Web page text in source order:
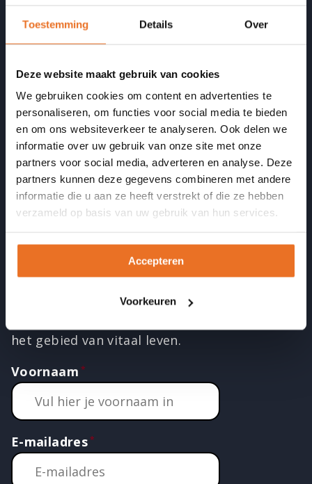
Toestemming Details Over
Deze website maakt gebruik van cookies
We gebruiken cookies om content en advertenties te
personaliseren, om functies voor social media te bieden
en om ons websiteverkeer te analyseren. Ook delen we
informatie over uw gebruik van onze site met onze
partners voor social media, adverteren en analyse. Deze
partners kunnen deze gegevens combineren met andere
informatie die u aan ze heeft verstrekt of die ze hebben
verzameld op basis van uw gebruik van hun services.
Accepteren
Voorkeuren
Docenten
Acties
Blijf op de hoogte
LinkedIN
Instagram
Facebook
TwitterYouTube
Meld je aan en ontvang twee
keer per maand een inspirerende
mail met interessante artikelen,
het gebied van vitaal leven.
Voornaam
E-mailadres